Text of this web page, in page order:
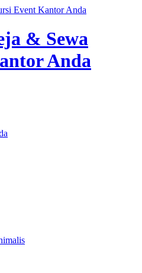
& Sewa
Anda